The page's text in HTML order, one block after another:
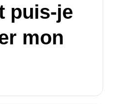
puis-je
mon